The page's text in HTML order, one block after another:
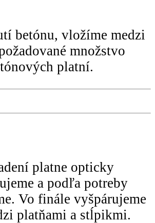
betónu, vložíme medzi
množstvo
platní.
platne opticky
a podľa potreby
Vo finále vyšpárujeme
platňami a stĺpikmi.